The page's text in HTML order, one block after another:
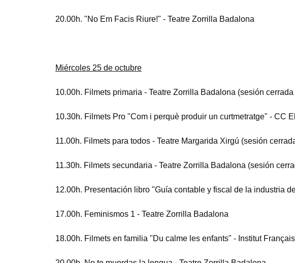
20.00h. "No Em Facis Riure!" - Teatre Zorrilla Badalona
Miércoles 25 de octubre
10.00h. Filmets primaria - Teatre Zorrilla Badalona (sesión
10.30h. Filmets Pro "Com i perquè produir un curtmetratge" - CC
11.00h. Filmets para todos - Teatre Margarida Xirgú (sesión
11.30h. Filmets secundaria - Teatre Zorrilla Badalona (sesión
12.00h. Presentación libro "Guía contable y fiscal de la industria
17.00h. Feminismos 1 - Teatre Zorrilla Badalona
18.00h. Filmets en familia "Du calme les enfants" - Institut